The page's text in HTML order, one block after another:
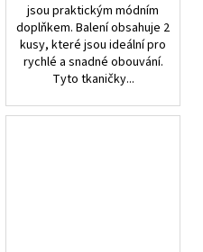
jsou praktickým módním
doplňkem. Balení obsahuje 2
kusy, které jsou ideální pro
rychlé a snadné obouvání.
Tyto tkaničky...